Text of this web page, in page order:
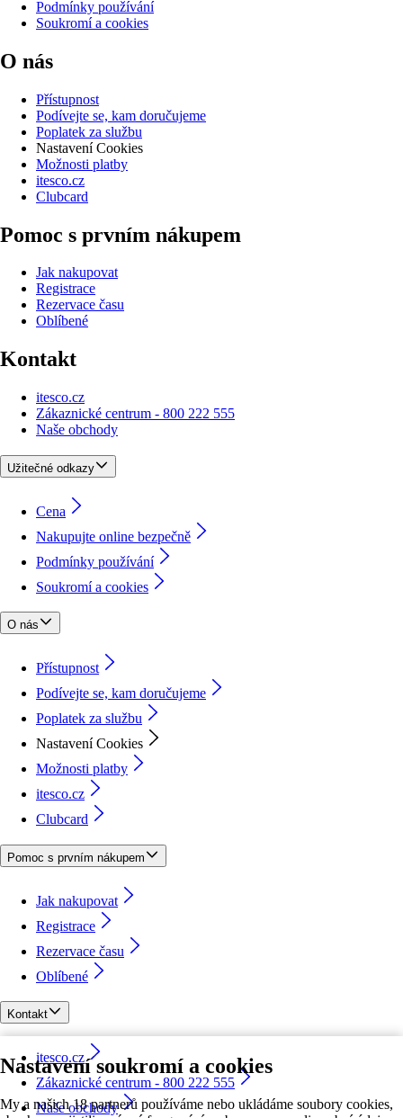
Nastavení soukromí a cookies
My a našich 18 partnerů používáme nebo ukládáme soubory cookies,
Podmínky používání
Soukromí a cookies
O nás
Přístupnost
Podívejte se, kam doručujeme
Poplatek za službu
Nastavení Cookies
Možnosti platby
itesco.cz
Clubcard
Pomoc s prvním nákupem
Jak nakupovat
Registrace
Rezervace času
Oblíbené
Kontakt
itesco.cz
Zákaznické centrum - 800 222 555
Naše obchody
Užitečné odkazy
Cena
Nakupujte online bezpečně
Podmínky používání
Soukromí a cookies
O nás
Přístupnost
Podívejte se, kam doručujeme
Poplatek za službu
Nastavení Cookies
Možnosti platby
itesco.cz
Clubcard
Pomoc s prvním nákupem
Jak nakupovat
Registrace
Rezervace času
Oblíbené
Kontakt
itesco.cz
Zákaznické centrum - 800 222 555
Naše obchody